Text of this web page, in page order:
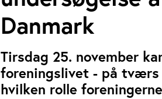
Danmark
Tirsdag 25. november
foreningslivet - på tværs
hvilken rolle